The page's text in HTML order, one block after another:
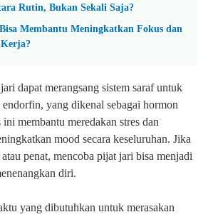
Rutin, Bukan Sekali Saja?
Membantu Meningkatkan Fokus dan
dapat merangsang sistem saraf untuk
yang dikenal sebagai hormon
ini membantu meredakan stres dan
mood secara keseluruhan. Jika
penat, mencoba pijat jari bisa menjadi
diri.
yang dibutuhkan untuk merasakan